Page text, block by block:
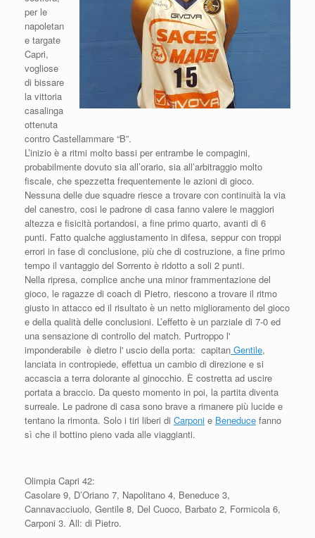
per le
napoletan
e targate
Capri,
vogliose
di bissare
la vittoria
casalinga
ottenuta
contro Castellammare “B”.
L’inizio è a ritmi molto bassi per entrambe le compagini,
probabilmente dovuto sia all’orario, sia all’arbitraggio molto
fiscale, che spezzetta frequentemente le azioni di gioco.
Nessuna delle due squadre riesce a trovare con continuità la via
del canestro, cosi le padrone di casa fanno valere le maggiori
altezza e fisicità portandosi, a fine primo quarto, avanti di 6
punti. Fatto qualche aggiustamento in difesa, seppur con troppi
errori in fase di conclusione, più che di costruzione, a fine primo
tempo il vantaggio del Sorrento è ridotto a soli 2 punti.
Nella ripresa, complice anche una minor frammentazione del
gioco, le ragazze di coach di Pietro, riescono a trovare il ritmo
giusto in attacco ed il risultato è un netto miglioramento del gioco
e della qualità delle conclusioni. L’effetto è un parziale di 7-0 ed
una sensazione di controllo del match. Purtroppo l'
imponderabile è dietro l' uscio della porta: capitan Gentile,
lanciata in contropiede, effettua un cambio di direzione e si
accascia a terra dolorante al ginocchio. È costretta ad uscire
portata a braccio. Da questo momento in poi, la partita diventa
surreale. Le padrone di casa sono brave a rimanere più lucide e
tentano la rimonta. Solo i tiri liberi di Carponi e Beneduce fanno
sì che il bottino pieno vada alle viaggianti.
Olimpia Capri 42:
Casolare 9, D’Oriano 7, Napolitano 4, Beneduce 3,
Cannavacciuolo, Gentile 8, Del Cuoco, Barbato 2, Formicola 6,
Carponi 3. All: di Pietro.